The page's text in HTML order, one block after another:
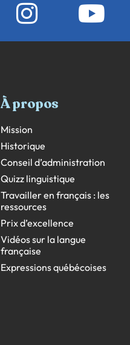
À propos
Mission
Historique
Conseil d’administration
Quizz linguistique
Travailler en français : les
ressources
Prix d’excellence
Vidéos sur la langue
française
Expressions québécoises